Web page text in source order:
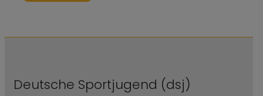
Deutsche Sportjugend (dsj)